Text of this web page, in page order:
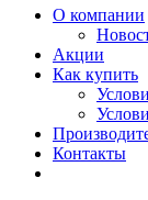
О компании
Акции
Как купить
Контакты